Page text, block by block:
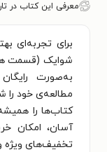
معرفی این کتاب در تاریخ ۱۸ فروردین ۱۴۰۵ به‌روزرسانی
برای تجربه‌ای
شوایک (قسمت
به‌صورت
مطالعه‌ی خود
کتاب‌ها را
آسان، امکان
تخفیف‌های ویژه